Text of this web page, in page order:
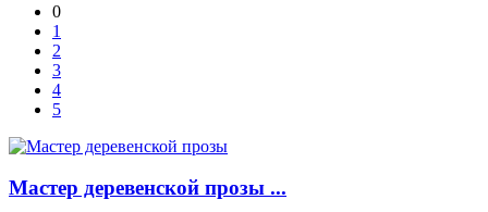
0
1
2
3
4
5
Мастер деревенской прозы ...